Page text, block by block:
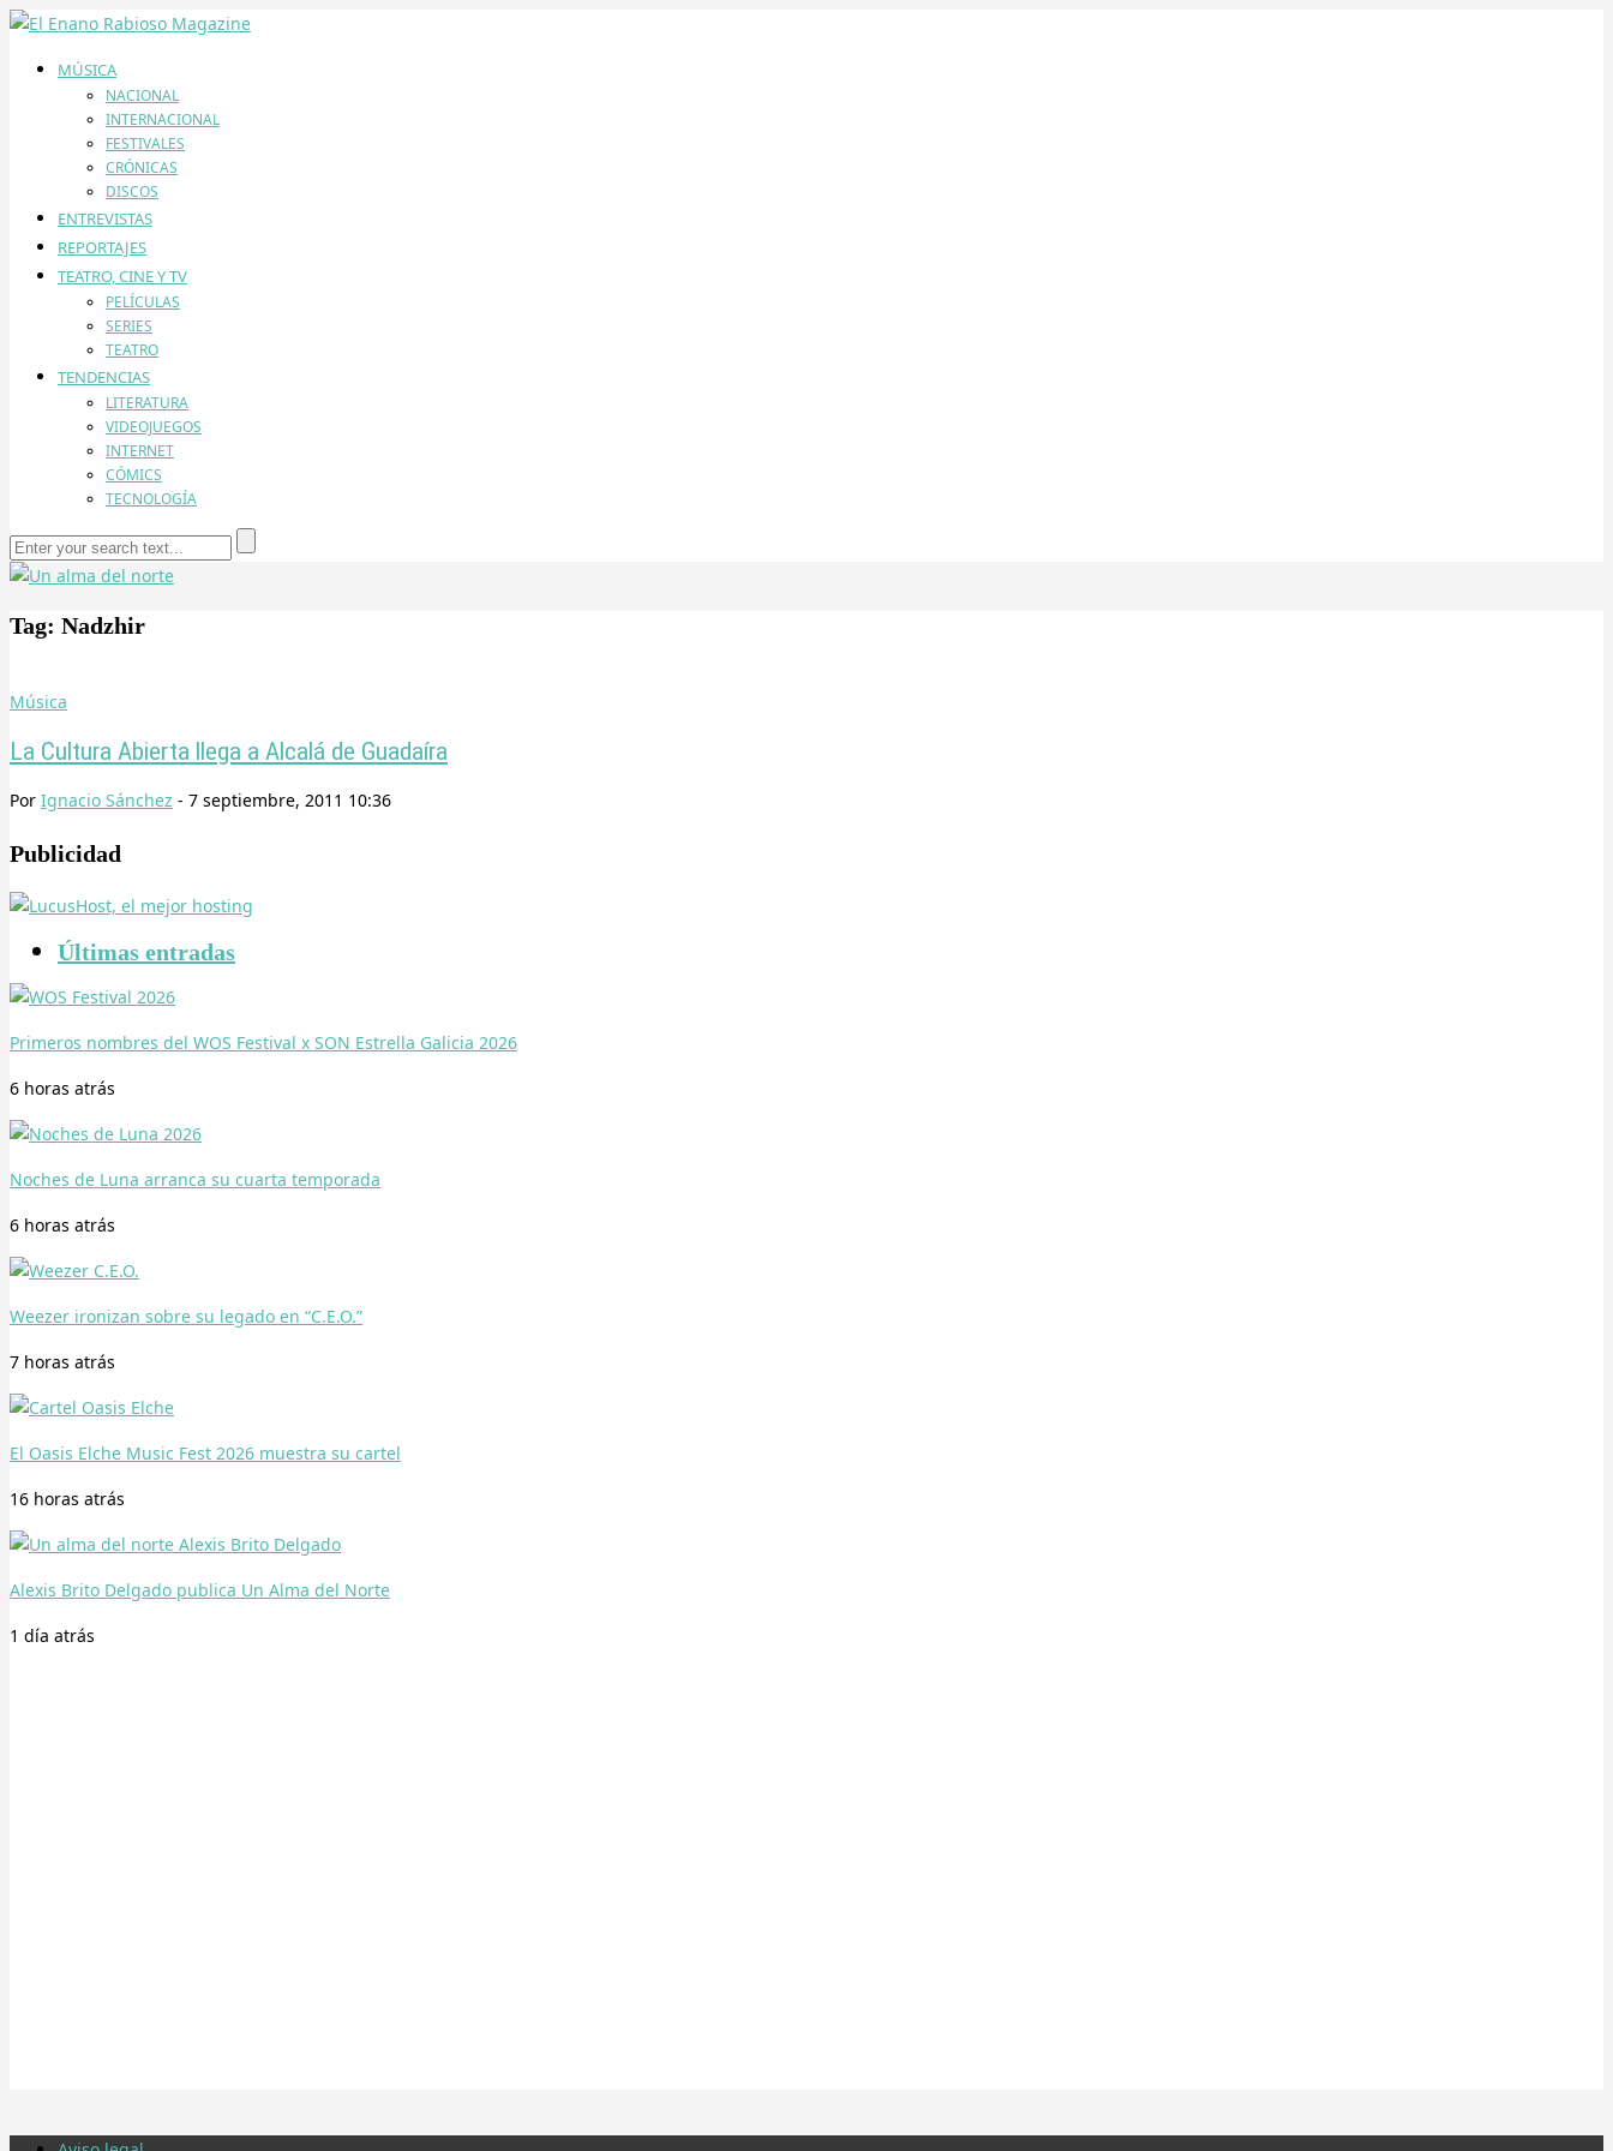
MÚSICA
NACIONAL
INTERNACIONAL
FESTIVALES
CRÓNICAS
DISCOS
ENTREVISTAS
REPORTAJES
TEATRO, CINE Y TV
PELÍCULAS
SERIES
TEATRO
TENDENCIAS
LITERATURA
VIDEOJUEGOS
INTERNET
CÓMICS
TECNOLOGÍA
Tag: Nadzhir
Música
La Cultura Abierta llega a Alcalá de Guadaíra
Por Ignacio Sánchez - 7 septiembre, 2011 10:36
Publicidad
Últimas entradas
Primeros nombres del WOS Festival x SON Estrella Galicia 2026
6 horas atrás
Noches de Luna arranca su cuarta temporada
6 horas atrás
Weezer ironizan sobre su legado en “C.E.O.”
7 horas atrás
El Oasis Elche Music Fest 2026 muestra su cartel
16 horas atrás
Alexis Brito Delgado publica Un Alma del Norte
1 día atrás